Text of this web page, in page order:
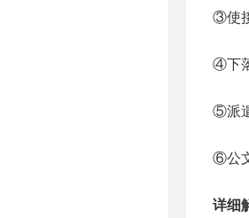
③使
④下
⑤派
⑥公
详细